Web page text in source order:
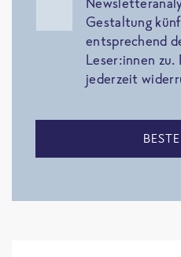
Gestaltung
entsprechend
Leser:innen zu.
jederzeit